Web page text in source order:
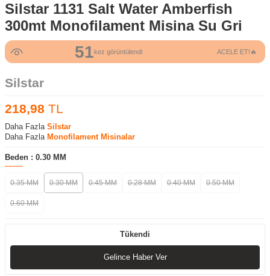
Silstar 1131 Salt Water Amberfish
300mt Monofilament Misina Su Gri
51kez görüntülendi ACELE ET!🔥
Silstar
218,98 TL
Daha Fazla Silstar
Daha Fazla Monofilament Misinalar
Beden : 0.30 MM
0.35 MM 0.30 MM 0.45 MM 0.28 MM 0.40 MM 0.50 MM
0.60 MM
Tükendi
Gelince Haber Ver